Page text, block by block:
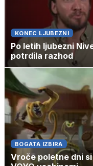
KONEC LJUBEZNI
Po letih ljubezni
potrdila razhod
BOGATA IZBIRA
Vroče poletne dni